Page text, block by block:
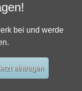
bei und werde
eintragen